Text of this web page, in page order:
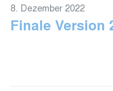
8. Dezember 2022
Finale Version